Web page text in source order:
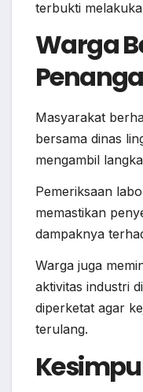
terbukti
Warga
Masyarakat
bersama dinas
mengambil
Pemeriksaan
memastikan
dampaknya
Warga juga
aktivitas industri
diperketat agar
terulang.